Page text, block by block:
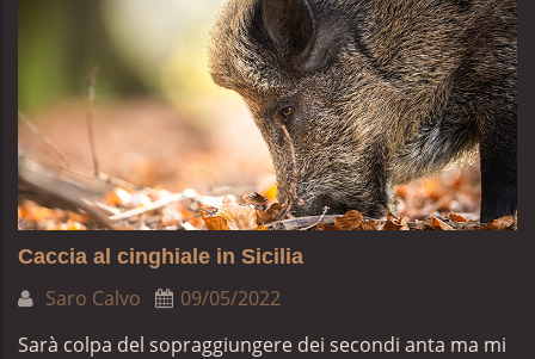
Caccia al cinghiale in Sicilia
Saro Calvo
09/05/2022
Sarà colpa del sopraggiungere dei secondi anta ma mi